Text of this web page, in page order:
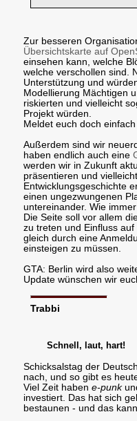
Zur besseren
Übersichtskarte auf
einsehen kann, welche
welche verschollen sind.
Unterstützung und
Modellierung Mächtigen
riskierten und vielleicht
Projekt würden.
Meldet euch doch
Außerdem sind wir
haben endlich auch eine
werden wir in Zukunft
präsentieren und
Entwicklungsgeschichte
einen ungezwungenen
untereinander. Wie
Die Seite soll vor allem
zu treten und Einfluss
gleich durch eine
einsteigen zu müssen.
GTA: Berlin wird also
Update wünschen wir
Trabbi
Schnell, laut, hart!
Schicksalstag der
nach, und so gibt es
Viel Zeit haben e-punk
investiert. Das hat sich
bestaunen - und das